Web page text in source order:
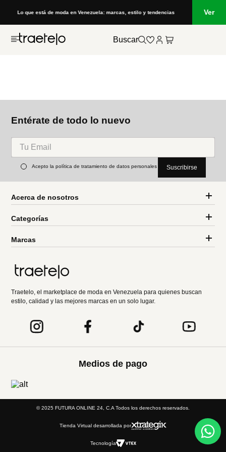
Lo que está de moda en Venezuela: marcas, estilo y tendencias Ver
Buscar
Entérate de todo lo nuevo
Acepto la política de tratamiento de datos personales Suscribirse
Acerca de nosotros
Categorías
Marcas
Traetelo, el marketplace de moda en Venezuela para quienes buscan
estilo, calidad y las mejores marcas en un solo lugar.
Medios de pago
© 2025 FUTURA ONLINE 24, C.A Todos los derechos reservados.
Tienda Virtual desarrollada por
Tecnología